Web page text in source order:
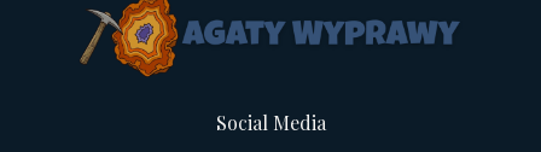
Social Media